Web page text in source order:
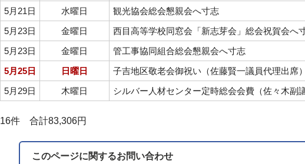
5月21日
水曜日 観光協会総会懇親会へ寸志
5月23日
金曜日 西目高等学校同窓会「新志芽会」総会祝賀会へ
5月23日
金曜日 管工事協同組合総会懇親会へ寸志
5月25日
日曜日 子吉地区敬老会御祝い（佐藤賢一議員代理出席）
5月29日
木曜日 シルバー人材センター定時総会会費（佐々木副
16件 合計83,306円
このページに関するお問い合わせ